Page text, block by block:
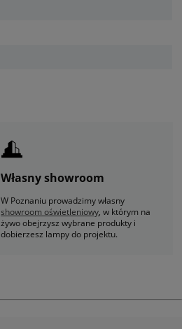
Własny showroom
W Poznaniu prowadzimy własny
showroom oświetleniowy, w którym na
żywo obejrzysz wybrane produkty i
dobierzesz lampy do projektu.